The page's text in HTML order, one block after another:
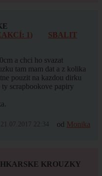
1)
SBALIT
a chci ho svazat
tam mam dat a z kolika
pouzit na kazdou dirku
scrapbookove papiry
21.07.2017 22:34 od Monika
KROUZKY